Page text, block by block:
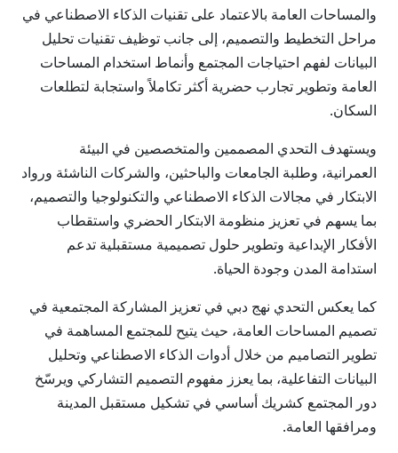
والمساحات العامة بالاعتماد على تقنيات الذكاء الاصطناعي في
مراحل التخطيط والتصميم، إلى جانب توظيف تقنيات تحليل
البيانات لفهم احتياجات المجتمع وأنماط استخدام المساحات
العامة وتطوير تجارب حضرية أكثر تكاملاً واستجابة لتطلعات
السكان.
ويستهدف التحدي المصممين والمتخصصين في البيئة
العمرانية، وطلبة الجامعات والباحثين، والشركات الناشئة ورواد
الابتكار في مجالات الذكاء الاصطناعي والتكنولوجيا والتصميم،
بما يسهم في تعزيز منظومة الابتكار الحضري واستقطاب
الأفكار الإبداعية وتطوير حلول تصميمية مستقبلية تدعم
استدامة المدن وجودة الحياة.
كما يعكس التحدي نهج دبي في تعزيز المشاركة المجتمعية في
تصميم المساحات العامة، حيث يتيح للمجتمع المساهمة في
تطوير التصاميم من خلال أدوات الذكاء الاصطناعي وتحليل
البيانات التفاعلية، بما يعزز مفهوم التصميم التشاركي ويرسّخ
دور المجتمع كشريك أساسي في تشكيل مستقبل المدينة
ومرافقها العامة.